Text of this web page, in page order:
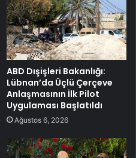
ABD Dışişleri Bakanlığı:
Lübnan’da Üçlü Çerçeve
Anlaşmasının İlk Pilot
Uygulaması Başlatıldı
Ağustos 6, 2026